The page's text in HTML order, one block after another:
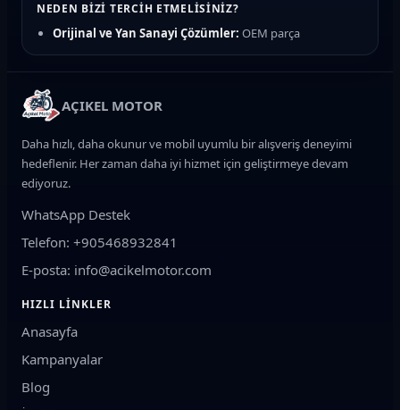
NEDEN BIZI TERCIH ETMELISINIZ?
Orijinal ve Yan Sanayi Çözümler: OEM parça
kalitesinde güvenilir seçenekler
Uzman Destek:
uyumluluk desteği
Güvenli Ödeme:Kredi kartı ve taksit imkanları
ÜRÜN KATEGORILERIMIZ
Fren Sistemi:Fren balatası, fren diski, manetler, fren
hidrolik sıvısı ve merkezler
Motor ve Bakım:Motosiklet yağı, yağ filtresi, hava filtresi,
rulman grupları
Elektrik Sistemi:
LED far ve ateşleme bobini
AÇIKEL MOTOR
Daha hızlı, daha okunur ve mobil uyumlu bir alışveriş deneyimi
hedeflenir. Her zaman daha iyi hizmet için geliştirmeye devam
ediyoruz.
WhatsApp Destek
Telefon: +905468932841
E-posta: info@acikelmotor.com
HIZLI LINKLER
Anasayfa
Kampanyalar
Blog